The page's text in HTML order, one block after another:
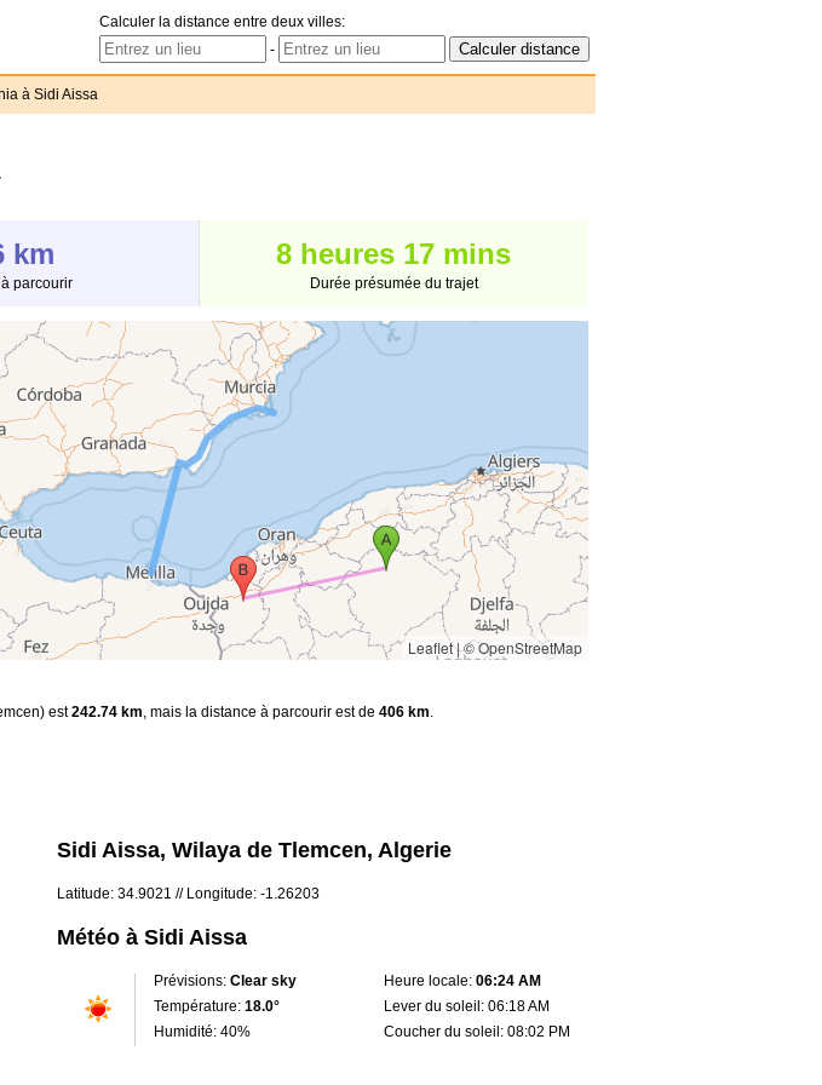
Calculer la distance entre deux villes:
-
à Sidi Aissa
km
parcourir
8 heures 17 mins
Durée présumée du trajet
Leaflet|© OpenStreetMap
est242.74 km, mais la distance à parcourir est de 406 km.
Sidi Aissa, Wilaya de Tlemcen, Algerie
Latitude: 34.9021 // Longitude: -1.26203
Météo à Sidi Aissa
Prévisions: Clear sky
Température: 18.0°
Humidité: 40%
Heure locale: 06:24 AM
Lever du soleil: 06:18 AM
Coucher du soleil: 08:02 PM